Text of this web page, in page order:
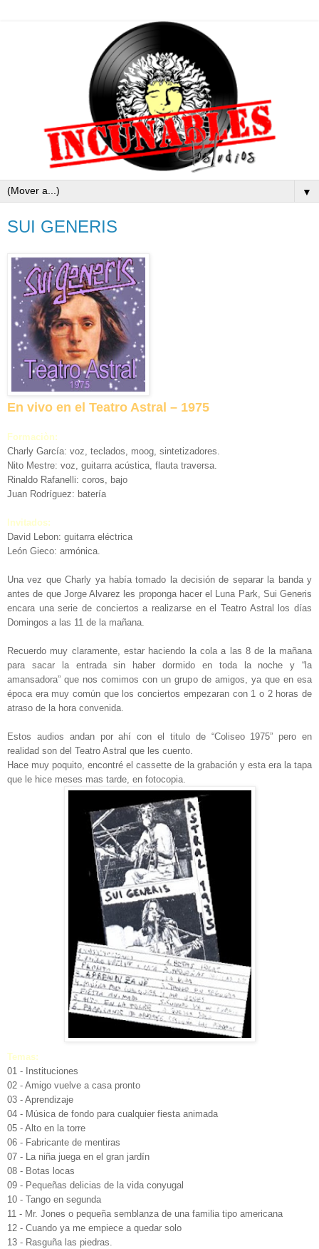
▼
SUI GENERIS
En vivo en el Teatro Astral – 1975
Formaciòn:
Charly García: voz, teclados, moog, sintetizadores.
Nito Mestre: voz, guitarra acústica, flauta traversa.
Rinaldo Rafanelli: coros, bajo
Juan Rodríguez: batería
Invitados:
David Lebon: guitarra eléctrica
León Gieco: armónica.
Una vez que Charly ya había tomado la decisión de separar la banda y
antes de que Jorge Alvarez les proponga hacer el Luna Park, Sui Generis
encara una serie de conciertos a realizarse en el Teatro Astral los días
Domingos a las 11 de la mañana.
Recuerdo muy claramente, estar haciendo la cola a las 8 de la mañana
para sacar la entrada sin haber dormido en toda la noche y “la
amansadora” que nos comimos con un grupo de amigos, ya que en esa
época era muy común que los conciertos empezaran con 1 o 2 horas de
atraso de la hora convenida.
Estos audios andan por ahí con el titulo de “Coliseo 1975” pero en
realidad son del Teatro Astral que les cuento.
Hace muy poquito, encontré el cassette de la grabación y esta era la tapa
que le hice meses mas tarde, en fotocopia.
Temas:
01 - Instituciones
02 - Amigo vuelve a casa pronto
03 - Aprendizaje
04 - Música de fondo para cualquier fiesta animada
05 - Alto en la torre
06 - Fabricante de mentiras
07 - La niña juega en el gran jardín
08 - Botas locas
09 - Pequeñas delicias de la vida conyugal
10 - Tango en segunda
11 - Mr. Jones o pequeña semblanza de una familia tipo americana
12 - Cuando ya me empiece a quedar solo
13 - Rasguña las piedras.